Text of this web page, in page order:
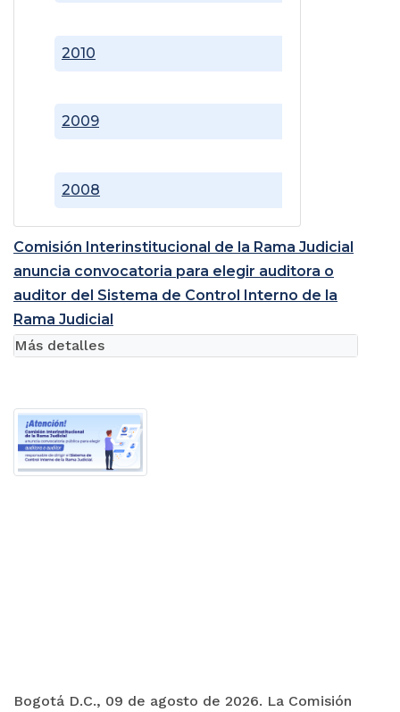
2008
2009
2010
Comisión Interinstitucional de la Rama Judicial
anuncia convocatoria para elegir auditora o
auditor del Sistema de Control Interno de la
Rama Judicial
Bogotá D.C., 09 de agosto de 2026. La Comisión
Más detalles